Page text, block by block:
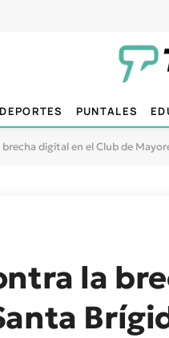
DEPORTES PUNTALES
digital en el Club de
la